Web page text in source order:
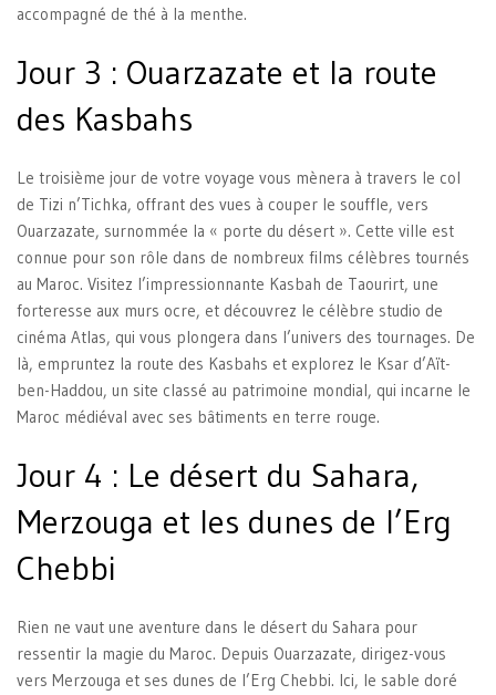
accompagné de thé à la menthe.
Jour 3 : Ouarzazate et la route
des Kasbahs
Le troisième jour de votre voyage vous mènera à travers le col
de Tizi n’Tichka, offrant des vues à couper le souffle, vers
Ouarzazate, surnommée la « porte du désert ». Cette ville est
connue pour son rôle dans de nombreux films célèbres tournés
au Maroc. Visitez l’impressionnante Kasbah de Taourirt, une
forteresse aux murs ocre, et découvrez le célèbre studio de
cinéma Atlas, qui vous plongera dans l’univers des tournages. De
là, empruntez la route des Kasbahs et explorez le Ksar d’Aït-
ben-Haddou, un site classé au patrimoine mondial, qui incarne le
Maroc médiéval avec ses bâtiments en terre rouge.
Jour 4 : Le désert du Sahara,
Merzouga et les dunes de l’Erg
Chebbi
Rien ne vaut une aventure dans le désert du Sahara pour
ressentir la magie du Maroc. Depuis Ouarzazate, dirigez-vous
vers Merzouga et ses dunes de l’Erg Chebbi. Ici, le sable doré